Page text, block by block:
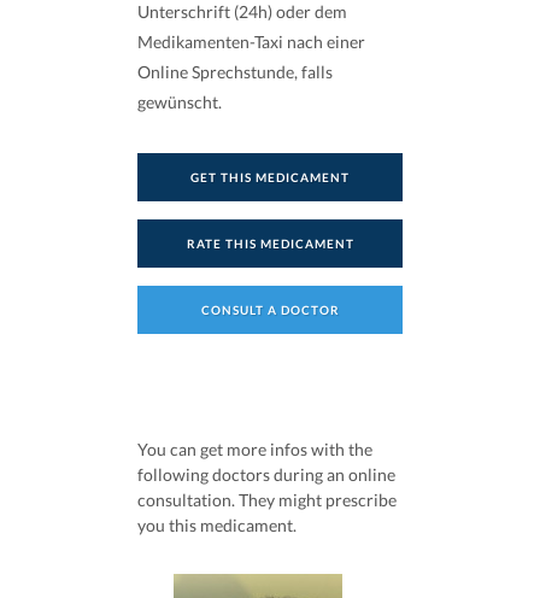
Unterschrift (24h) oder dem
Medikamenten-Taxi nach einer
Online Sprechstunde, falls
gewünscht.
GET THIS MEDICAMENT
RATE THIS MEDICAMENT
CONSULT A DOCTOR
You can get more infos with the
following doctors during an online
consultation. They might prescribe
you this medicament.